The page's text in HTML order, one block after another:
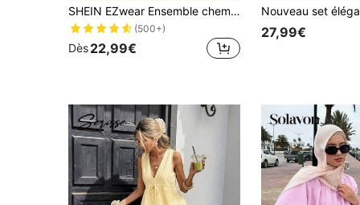
SHEIN EZwear Ensemble chemise et pantalon rayé décontracté pour femmes en vacances, jaune clair, style estival
(500+)
Dès22,99€
27,99€